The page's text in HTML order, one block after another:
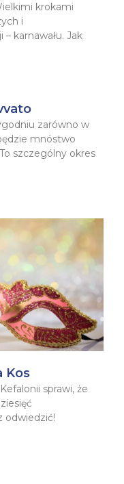
krokami
i
karnawału. Jak
zarówno w
mnóstwo
szczególny okres
Kos
sprawi, że
odwiedzić!